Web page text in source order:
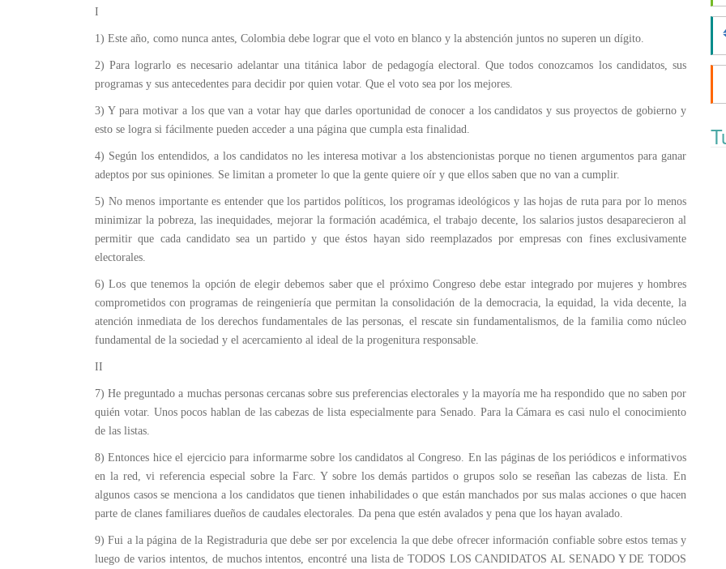
I
1) Este año, como nunca antes, Colombia debe lograr que el voto en blanco y la abstención juntos no superen un dígito.
2) Para lograrlo es necesario adelantar una titánica labor de pedagogía electoral. Que todos conozcamos los candidatos, sus
programas y sus antecedentes para decidir por quien votar. Que el voto sea por los mejores.
3) Y para motivar a los que van a votar hay que darles oportunidad de conocer a los candidatos y sus proyectos de gobierno y
esto se logra si fácilmente pueden acceder a una página que cumpla esta finalidad.
4) Según los entendidos, a los candidatos no les interesa motivar a los abstencionistas porque no tienen argumentos para ganar
adeptos por sus opiniones. Se limitan a prometer lo que la gente quiere oír y que ellos saben que no van a cumplir.
5) No menos importante es entender que los partidos políticos, los programas ideológicos y las hojas de ruta para por lo menos
minimizar la pobreza, las inequidades, mejorar la formación académica, el trabajo decente, los salarios justos desaparecieron al
permitir que cada candidato sea un partido y que éstos hayan sido reemplazados por empresas con fines exclusivamente
electorales.
6) Los que tenemos la opción de elegir debemos saber que el próximo Congreso debe estar integrado por mujeres y hombres
comprometidos con programas de reingeniería que permitan la consolidación de la democracia, la equidad, la vida decente, la
atención inmediata de los derechos fundamentales de las personas, el rescate sin fundamentalismos, de la familia como núcleo
fundamental de la sociedad y el acercamiento al ideal de la progenitura responsable.
II
7) He preguntado a muchas personas cercanas sobre sus preferencias electorales y la mayoría me ha respondido que no saben por
quién votar. Unos pocos hablan de las cabezas de lista especialmente para Senado. Para la Cámara es casi nulo el conocimiento
de las listas.
8) Entonces hice el ejercicio para informarme sobre los candidatos al Congreso. En las páginas de los periódicos e informativos
en la red, vi referencia especial sobre la Farc. Y sobre los demás partidos o grupos solo se reseñan las cabezas de lista. En
algunos casos se menciona a los candidatos que tienen inhabilidades o que están manchados por sus malas acciones o que hacen
parte de clanes familiares dueños de caudales electorales. Da pena que estén avalados y pena que los hayan avalado.
9) Fui a la página de la Registraduria que debe ser por excelencia la que debe ofrecer información confiable sobre estos temas y
luego de varios intentos, de muchos intentos, encontré una lista de TODOS LOS CANDIDATOS AL SENADO Y DE TODOS